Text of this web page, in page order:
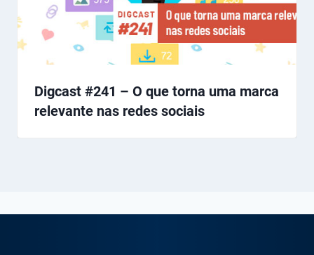
Digcast #241 – O que torna uma marca
relevante nas redes sociais